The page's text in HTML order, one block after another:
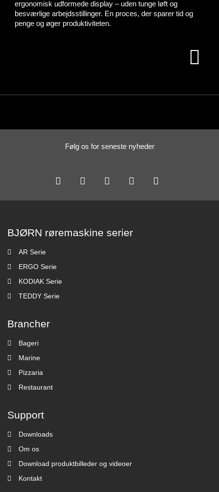
ergonomisk udformede display – uden tunge løft og
besværlige arbejdsstillinger. En proces, der sparer tid og
penge og øger produktiviteten.
Følg os for seneste nyheder
BJØRN røremaskine serier
AR Serie
ERGO Serie
KODIAK Serie
TEDDY Serie
Brancher
Bageri
Marine
Pizzaria
Restaurant
Support
Downloads
Om os
Download produktbilleder og videoer
Kontakt